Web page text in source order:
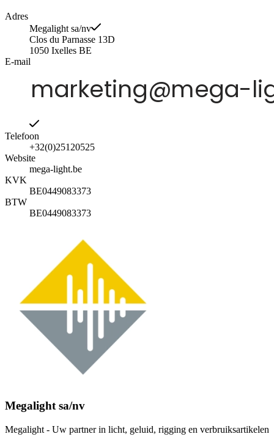
Adres
Megalight sa/nv
Clos du Parnasse 13D
1050 Ixelles BE
E-mail
Telefoon
+32(0)25120525
Website
mega-light.be
KVK
BE0449083373
BTW
BE0449083373
Megalight sa/nv
Megalight - Uw partner in licht, geluid, rigging en verbruiksartikelen